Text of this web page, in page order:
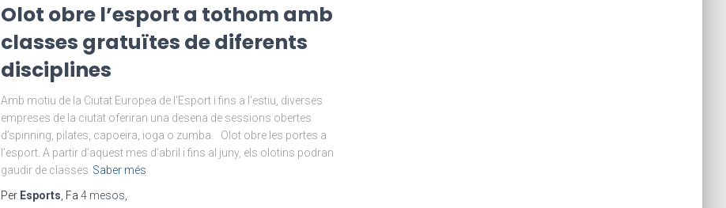
Olot obre l’esport a tothom amb
classes gratuïtes de diferents
disciplines
Amb motiu de la Ciutat Europea de l’Esport i fins a l’estiu, diverses
empreses de la ciutat oferiran una desena de sessions obertes
d’spinning, pilates, capoeira, ioga o zumba. Olot obre les portes a
l’esport. A partir d’aquest mes d’abril i fins al juny, els olotins podran
gaudir de classes Saber més
Per Esports , Fa 4 mesos